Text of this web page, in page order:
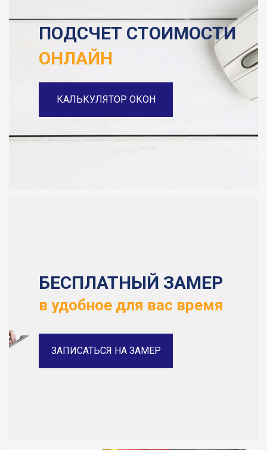
ПОДСЧЕТ СТОИМОСТИ
ОНЛАЙН
КАЛЬКУЛЯТОР ОКОН
БЕСПЛАТНЫЙ ЗАМЕР
в удобное для вас время
ЗАПИСАТЬСЯ НА ЗАМЕР